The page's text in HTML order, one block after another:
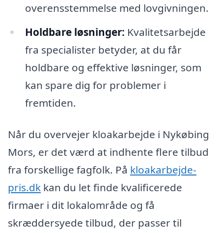
overensstemmelse med lovgivningen.
Holdbare løsninger: Kvalitetsarbejde
fra specialister betyder, at du får
holdbare og effektive løsninger, som
kan spare dig for problemer i
fremtiden.
Når du overvejer kloakarbejde i Nykøbing
Mors, er det værd at indhente flere tilbud
fra forskellige fagfolk. På kloakarbejde-
pris.dk kan du let finde kvalificerede
firmaer i dit lokalområde og få
skræddersyede tilbud, der passer til